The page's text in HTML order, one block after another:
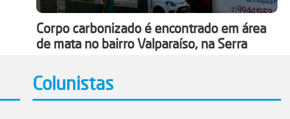
Corpo carbonizado é encontrado em área
de mata no bairro Valparaíso, na Serra
Colunistas